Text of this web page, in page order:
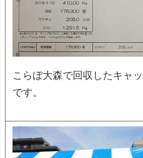
こ らぼ大森で回収 したキ ャ ッ
です。